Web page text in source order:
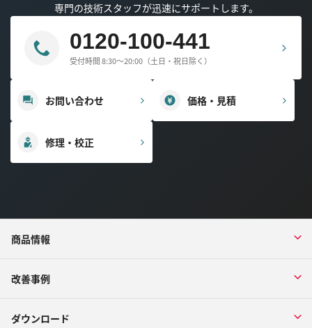
専門の技術スタッフが迅速にサポートします。
0120-100-441
受付時間 8:30～20:00（土日・祝日除く）
お問い合わせ 価格・見積
修理・校正
商品情報
改善事例
ダウンロード